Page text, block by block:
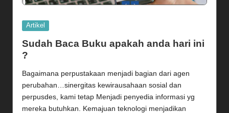
Posted
Artikel
Sudah Baca Buku apakah anda hari ini
?
Bagaimana perpustakaan menjadi bagian dari agen
perubahan…sinergitas kewirausahaan sosial dan
perpusdes, kami tetap Menjadi penyedia informasi yg
mereka butuhkan. Kemajuan teknologi menjadikan